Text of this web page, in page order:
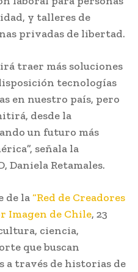
y talleres de
privadas de libertad.
traer más soluciones
tecnologías
en nuestro país, pero
desde la
un futuro más
señala la
Daniela Retamales.
de la“Red de Creadores
Imagen de Chile, 23
ciencia,
que buscan
a través de historias de